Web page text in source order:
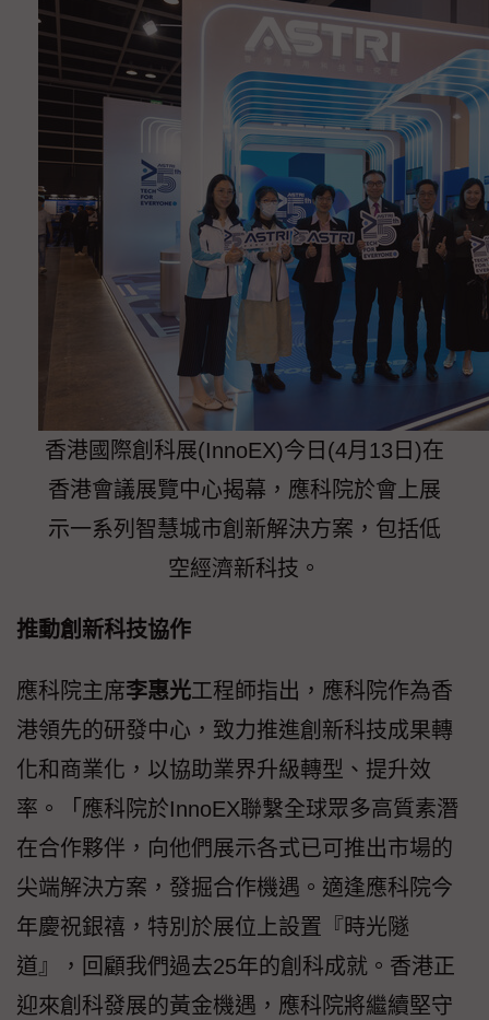
香港國際創科展(InnoEX)今日(4月13日)在
香港會議展覽中心揭幕，應科院於會上展
示一系列智慧城市創新解決方案，包括低
空經濟新科技。
推動創新科技協作
應科院主席李惠光工程師指出，應科院作為香
港領先的研發中心，致力推進創新科技成果轉
化和商業化，以協助業界升級轉型、提升效
率。「應科院於InnoEX聯繫全球眾多高質素潛
在合作夥伴，向他們展示各式已可推出市場的
尖端解決方案，發掘合作機遇。適逢應科院今
年慶祝銀禧，特別於展位上設置『時光隧
道』，回顧我們過去25年的創科成就。香港正
迎來創科發展的黃金機遇，應科院將繼續堅守